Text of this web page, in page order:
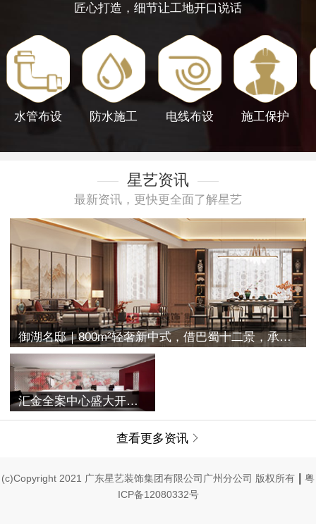
匠心打造，细节让工地开口说话
水管布设 防水施工 电线布设 施工保护
星艺资讯
最新资讯，更快更全面了解星艺
御湖名邸｜800m²轻奢新中式，借巴蜀十二景，承古典之空灵
汇金全案中心盛大开业 | 融合过往与未来，唤醒家的美学记忆
查看更多资讯 
(c)Copyright 2021 广东星艺装饰集团有限公司广州分公司 版权所有 | 粤
ICP备12080332号